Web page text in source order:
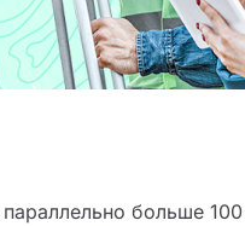
больше